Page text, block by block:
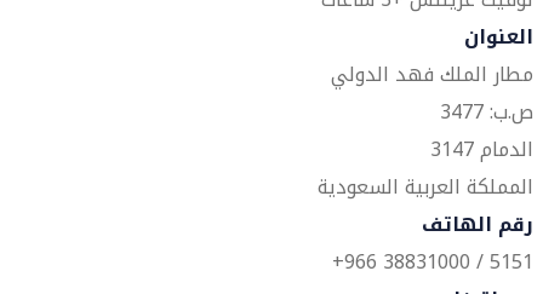
العنوان
مطار الملك فهد الدولي
ص.ب: 3477
الدمام 3147
المملكة العربية السعودية
رقم الهاتف
5151 / 38831000 966+